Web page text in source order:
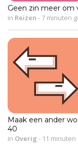
Geen zin meer om
in Reizen - 7 minuten
Maak een ander
40
in Overig - 11